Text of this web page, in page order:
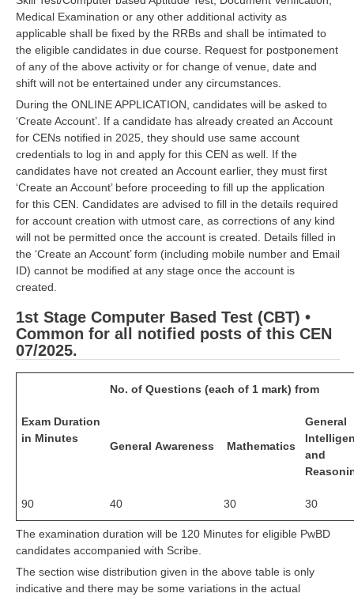
Medical Examination or any other additional activity as
applicable shall be fixed by the RRBs and shall be intimated to
the eligible candidates in due course. Request for postponement
of any of the above activity or for change of venue, date and
shift will not be entertained under any circumstances.
During the ONLINE APPLICATION, candidates will be asked to
‘Create Account’. If a candidate has already created an Account
for CENs notified in 2025, they should use same account
credentials to log in and apply for this CEN as well. If the
candidates have not created an Account earlier, they must first
‘Create an Account’ before proceeding to fill up the application
for this CEN. Candidates are advised to fill in the details required
for account creation with utmost care, as corrections of any kind
will not be permitted once the account is created. Details filled in
the ‘Create an Account’ form (including mobile number and Email
ID) cannot be modified at any stage once the account is
created.
1st Stage Computer Based Test (CBT) •
Common for all notified posts of this CEN
07/2025.
Exam Duration
in Minutes
No. of Questions (each of 1 mark) from
General Awareness Mathematics
General
and
90 40 30 30
The examination duration will be 120 Minutes for eligible PwBD
candidates accompanied with Scribe.
The section wise distribution given in the above table is only
indicative and there may be some variations in the actual